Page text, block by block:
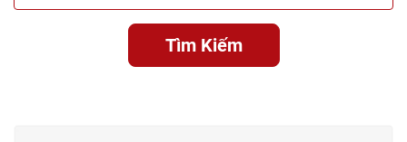
Tìm Kiếm